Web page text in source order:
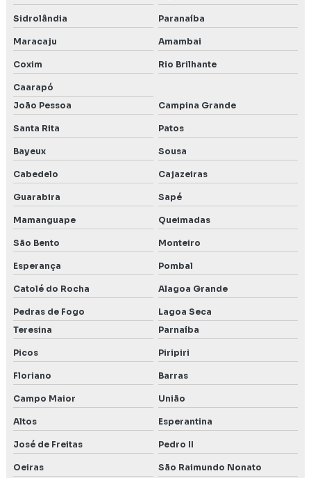
Sidrolândia Paranaíba
Maracaju Amambai
Coxim Rio Brilhante
Caarapó
João Pessoa
Campina Grande
Santa Rita Patos
Bayeux Sousa
Cabedelo Cajazeiras
Guarabira Sapé
Mamanguape Queimadas
São Bento Monteiro
Esperança Pombal
Catolé do Rocha Alagoa Grande
Pedras de Fogo
Lagoa Seca
Teresina
Parnaíba
Picos Piripiri
Floriano Barras
Campo Maior União
Altos Esperantina
José de Freitas Pedro II
Oeiras São Raimundo Nonato